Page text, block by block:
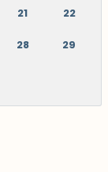
21 22
28 29